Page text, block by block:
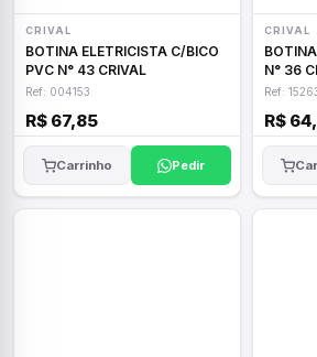
CRIVAL
BOTINA ELETRICISTA C/BICO
PVC N° 43 CRIVAL
Ref: 004153
R$ 67,85
Carrinho Pedir
CRIVAL
BOTINA
N° 36
Ref:
R$